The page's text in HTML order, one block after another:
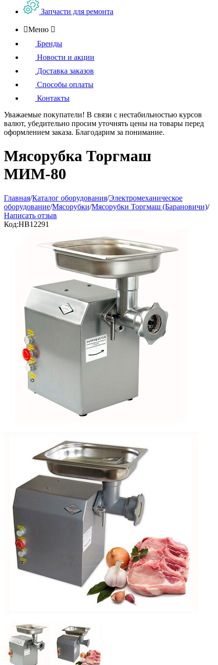
Запчасти для ремонта
Меню 
Бренды
Новости и акции
Доставка заказов
Способы оплаты
Контакты
Уважаемые покупатели! В связи с нестабильностью курсов
валют, убедительно просим уточнять цены на товары перед
оформлением заказа. Благодарим за понимание.
Мясорубка Торгмаш
МИМ-80
Главная/Каталог оборудования/Электромеханическое
оборудование/Мясорубки/Мясорубки Торгмаш (Барановичи)/
Написать отзыв
Код:HB12291